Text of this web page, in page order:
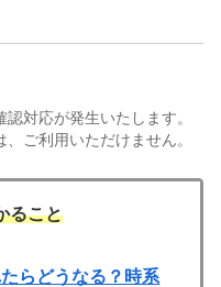
対応が発生いたします。
ご利用いただけません。
ること
らどうなる？時系